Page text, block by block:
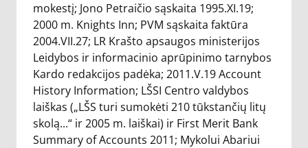
mokestį; Jono Petraičio sąskaita 1995.XI.19;
2000 m. Knights Inn; PVM sąskaita faktūra
2004.VII.27; LR Krašto apsaugos ministerijos
Leidybos ir informacinio aprūpinimo tarnybos
Kardo redakcijos padėka; 2011.V.19 Account
History Information; LŠSI Centro valdybos
laiškas („LŠS turi sumokėti 210 tūkstančių litų
skolą...“ ir 2005 m. laiškai) ir First Merit Bank
Summary of Accounts 2011; Mykolui Abariui